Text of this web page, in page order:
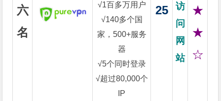
六
名
√1百多万用户
√140多个国
家，500+服务
器
√5个同时登录
√超过80,000个
IP
25
访
问
网
站
★
★
☆